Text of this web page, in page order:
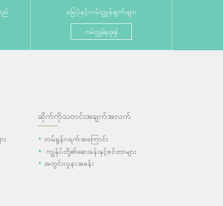
ည် မြေပုံနှင့်လမ်းညွှန်ချက်များ
လမ်းညွှန်ရယူရန်
း
ဆိုက်ကိုသတင်းအချက်အလက်
ဘမ်ရွန်ဂရက်အကြောင်း
ကျွန်ုပ်တို့၏ဆေးခန်းနှင့်စင်တာများ
အတွင်းလူနာအခန်း